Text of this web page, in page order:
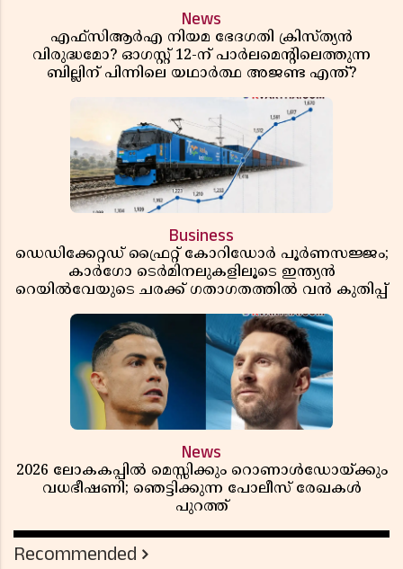
News
എഫ്സിആർഎ നിയമ ഭേദഗതി ക്രിസ്ത്യൻ
വിരുദ്ധമോ? ഓഗസ്റ്റ് 12-ന് പാർലമെന്റിലെത്തുന്ന
ബില്ലിന് പിന്നിലെ യഥാർത്ഥ അജണ്ട എന്ത്?
Business
ഡെഡിക്കേറ്റഡ് ഫ്രൈറ്റ് കോറിഡോർ പൂർണസജ്ജം;
കാർഗോ ടെർമിനലുകളിലൂടെ ഇന്ത്യൻ
റെയിൽവേയുടെ ചരക്ക് ഗതാഗതത്തിൽ വൻ കുതിപ്പ്
News
2026 ലോകകപ്പിൽ മെസ്സിക്കും റൊണാൾഡോയ്ക്കും
വധഭീഷണി; ഞെട്ടിക്കുന്ന പോലീസ് രേഖകൾ
പുറത്ത്
Recommended